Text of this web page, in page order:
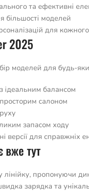
та ефективні
більшості моделей
для
2025
моделей для будь-
ідеальним балансом
салоном
запасом ходу
для справжніх
вже тут
пропонуючи
зарядка та